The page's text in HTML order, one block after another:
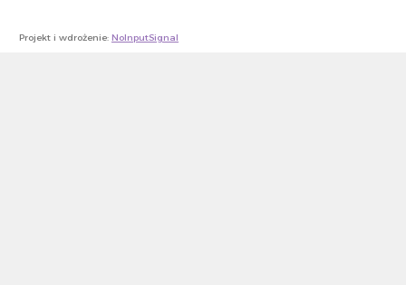
Projekt i wdrożenie: NoInputSignal